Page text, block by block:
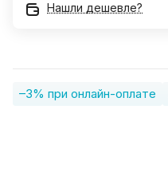
Нашли дешевле?
–3% при онлайн-оплате